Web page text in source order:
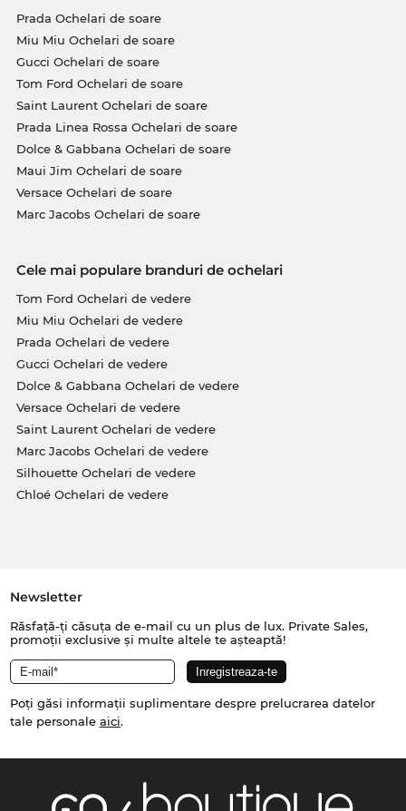
Prada Ochelari de soare
Miu Miu Ochelari de soare
Gucci Ochelari de soare
Tom Ford Ochelari de soare
Saint Laurent Ochelari de soare
Prada Linea Rossa Ochelari de soare
Dolce & Gabbana Ochelari de soare
Maui Jim Ochelari de soare
Versace Ochelari de soare
Marc Jacobs Ochelari de soare
Cele mai populare branduri de ochelari
Tom Ford Ochelari de vedere
Miu Miu Ochelari de vedere
Prada Ochelari de vedere
Gucci Ochelari de vedere
Dolce & Gabbana Ochelari de vedere
Versace Ochelari de vedere
Saint Laurent Ochelari de vedere
Marc Jacobs Ochelari de vedere
Silhouette Ochelari de vedere
Chloé Ochelari de vedere
Newsletter
Răsfață-ți căsuța de e-mail cu un plus de lux. Private Sales,
promoții exclusive și multe altele te așteaptă!
Poți găsi informații suplimentare despre prelucrarea datelor
tale personale aici.